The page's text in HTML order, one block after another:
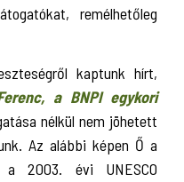
remélhetőleg
kaptunk hírt,
a BNPI egykori
nélkül nem jöhetett
Az alábbi képen Ő a
a 2003. évi UNESCO